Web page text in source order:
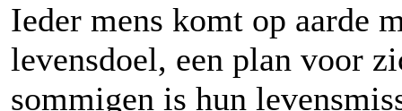
Ieder mens komt op aarde
levensdoel, een plan voor
sommigen is hun